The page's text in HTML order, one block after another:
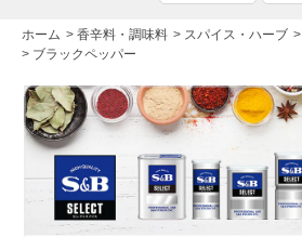
ホーム > 香辛料・調味料 > スパイス・ハーブ >
> ブラックペッパー